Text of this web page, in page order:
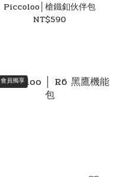
Piccoloo│槍鐵釦伙伴包
NT$590
會員獨享